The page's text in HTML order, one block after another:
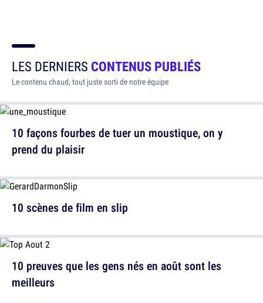
LES DERNIERS CONTENUS PUBLIÉS
Le contenu chaud, tout juste sorti de notre équipe
10 façons fourbes de tuer un moustique, on y
prend du plaisir
10 preuves que les gens nés en août sont les
meilleurs
10 scènes de film en slip